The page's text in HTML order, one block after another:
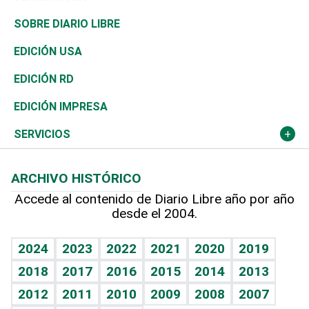
José Boquete
Reportajes
Asia
África
Ocenanía
Caribe
Resto del mundo
Consumo
Vivienda
Telecom.
Global y variable
Economía personal
Belleza
Buena Vida
Sociales
Novedades
Podcast Arte Libre
Hablando con el pediatra
Vida y familia
Eñe
Celebrando la vida
Golf
Ciclismo
Tenis
Olimpismo
Más deportes
TBT Deportivo
De buena tinta
En Directo
El Espía
Noticiero Poteleche
Columnistas
Más firmas
Clima
Tecnología
Historia
Martes de tecnología
Cambio climático
Mundo
Economía
Revista
Deportes
Opinión
Hecho en casa
Guía del dinero
SOBRE DIARIO LIBRE
EDICIÓN USA
EDICIÓN RD
EDICIÓN IMPRESA
SERVICIOS
Cumpleaños
Horóscopos
Crucigramas
ARCHIVO HISTÓRICO
Accede al contenido de Diario Libre año por año
desde el 2004.
2024 2023 2022 2021 2020
2019
2018
2017 2016 2015 2014
2013
2012
2011 2010 2009 2008 2007